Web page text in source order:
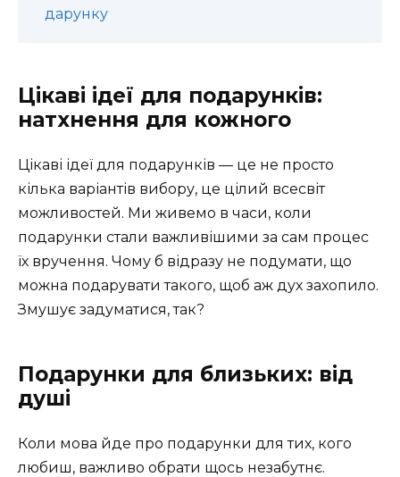
дарунку
Цікаві ідеї для подарунків:
натхнення для кожного
Цікаві ідеї для подарунків — це не просто
кілька варіантів вибору, це цілий всесвіт
можливостей. Ми живемо в часи, коли
подарунки стали важливішими за сам процес
їх вручення. Чому б відразу не подумати, що
можна подарувати такого, щоб аж дух захопило.
Змушує задуматися, так?
Подарунки для близьких: від
душі
Коли мова йде про подарунки для тих, кого
любиш, важливо обрати щось незабутнє.